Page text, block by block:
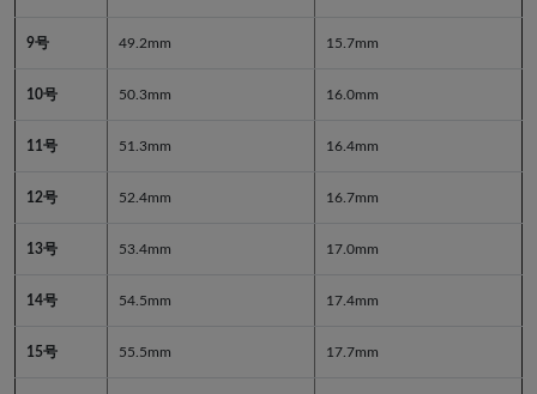
9号 49.2mm 15.7mm
10号 50.3mm 16.0mm
11号 51.3mm 16.4mm
12号 52.4mm 16.7mm
13号 53.4mm 17.0mm
14号 54.5mm 17.4mm
15号 55.5mm 17.7mm